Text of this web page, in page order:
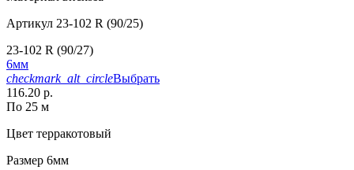
Артикул 23-102 R (90/25)
23-102 R (90/27)
6мм
checkmark_alt_circleВыбрать
116.20 р.
По 25 м
Цвет терракотовый
Размер 6мм